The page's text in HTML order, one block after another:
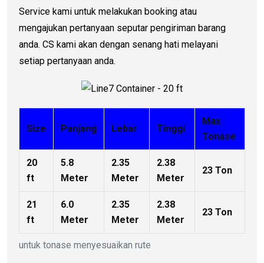
Service kami untuk melakukan booking atau
mengajukan pertanyaan seputar pengiriman barang
anda. CS kami akan dengan senang hati melayani
setiap pertanyaan anda.
untuk tonase menyesuaikan rute
Size Panjang Lebar Tinggi
Max
Tonase
20
ft
5.8
Meter
2.35
Meter
2.38
Meter
23 Ton
21
ft
6.0
Meter
2.35
Meter
2.38
Meter
23 Ton